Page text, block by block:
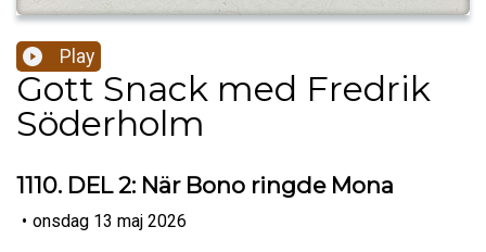
Play
Gott Snack med Fredrik
Söderholm
1110. DEL 2: När Bono ringde Mona
• onsdag 13 maj 2026